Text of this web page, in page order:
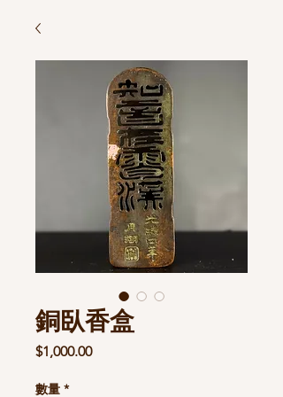
銅臥香盒
$1,000.00價
數量 *